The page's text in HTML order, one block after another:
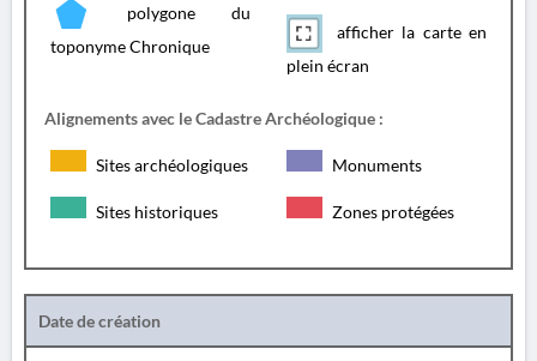
polygone du
toponyme Chronique
afficher la carte en
plein écran
Alignements avec le Cadastre Archéologique :
Sites archéologiques Monuments
Sites historiques Zones protégées
Date de création